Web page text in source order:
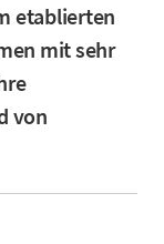
etablierten
mit sehr
von